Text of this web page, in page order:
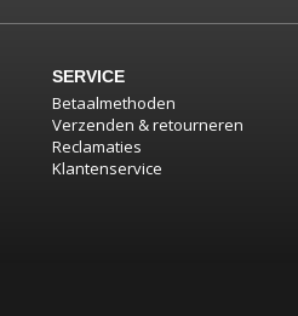
SERVICE
Betaalmethoden
Verzenden & retourneren
Reclamaties
Klantenservice